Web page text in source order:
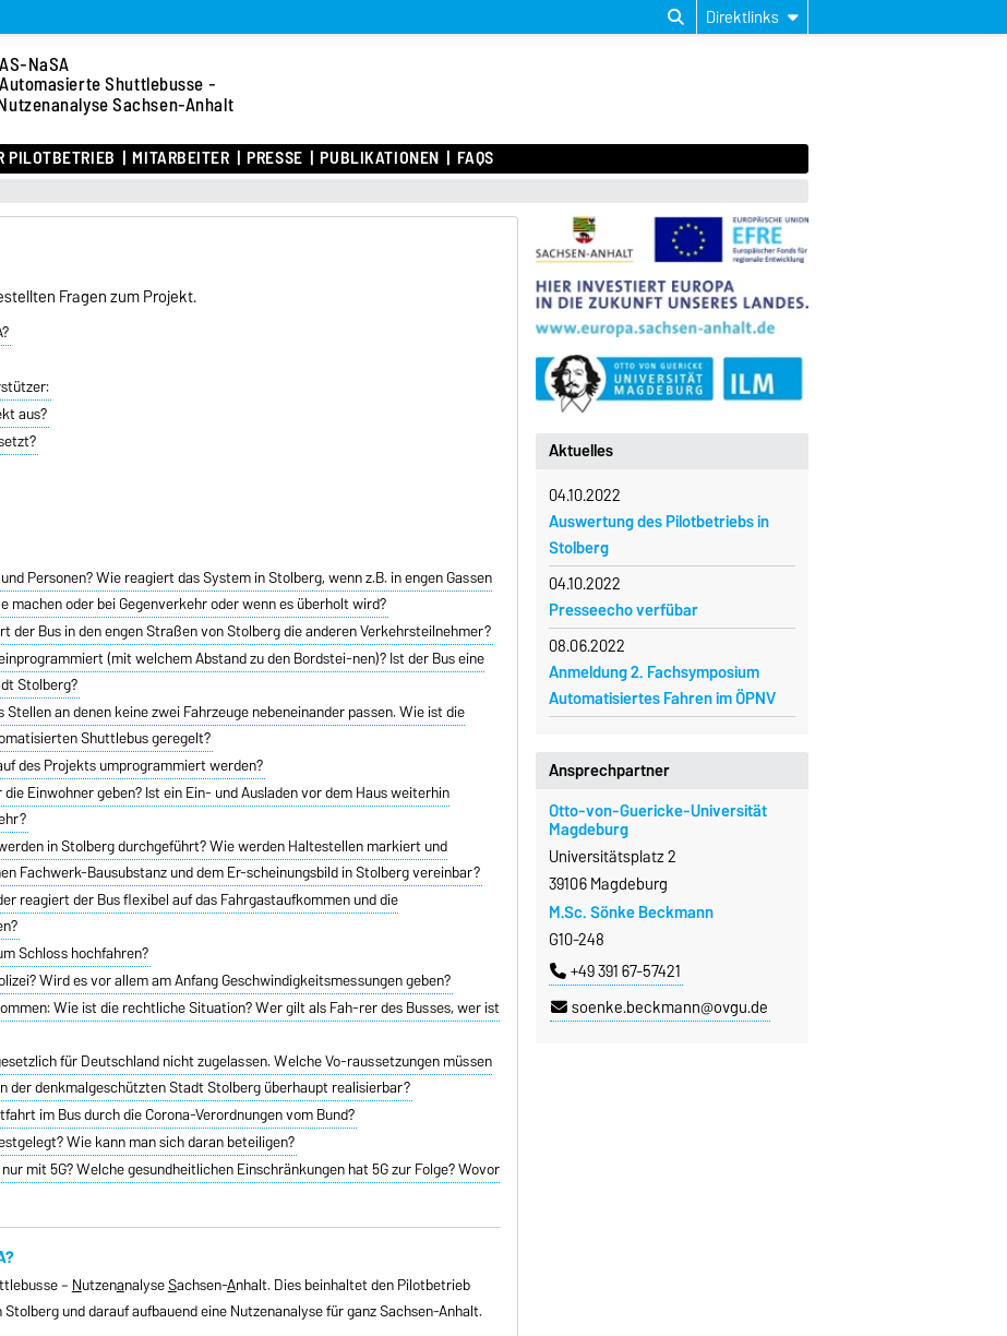
Direktlinks
AS-NaSA
Automasierte Shuttlebusse -
Sachsen-Anhalt
PILOTBETRIEB MITARBEITER PRESSE PUBLIKATIONEN FAQS
Fragen zum Projekt.
aus?
Personen? Wie reagiert das System in Stolberg, wenn z.B. in engen Gassen
machen oder bei Gegenverkehr oder wenn es überholt wird?
der Bus in den engen Straßen von Stolberg die anderen Verkehrsteilnehmer?
(mit welchem Abstand zu den Bordstei-nen)? Ist der Bus eine
Stolberg?
an denen keine zwei Fahrzeuge nebeneinander passen. Wie ist die
Shuttlebus geregelt?
des Projekts umprogrammiert werden?
Einwohner geben? Ist ein Ein- und Ausladen vor dem Haus weiterhin
in Stolberg durchgeführt? Wie werden Haltestellen markiert und
Fachwerk-Bausubstanz und dem Er-scheinungsbild in Stolberg vereinbar?
reagiert der Bus flexibel auf das Fahrgastaufkommen und die
Schloss hochfahren?
Wird es vor allem am Anfang Geschwindigkeitsmessungen geben?
Wie ist die rechtliche Situation? Wer gilt als Fah-rer des Busses, wer ist
für Deutschland nicht zugelassen. Welche Vo-raussetzungen müssen
der denkmalgeschützten Stadt Stolberg überhaupt realisierbar?
im Bus durch die Corona-Verordnungen vom Bund?
Wie kann man sich daran beteiligen?
mit 5G? Welche gesundheitlichen Einschränkungen hat 5G zur Folge? Wovor
–NutzenanalyseSachsen-Anhalt. Dies beinhaltet den Pilotbetrieb
und darauf aufbauend eine Nutzenanalyse für ganz Sachsen-Anhalt.
Ansprechpartner
Otto-von-Guericke-Universität
Magdeburg
Universitätsplatz 2
39106 Magdeburg
M.Sc. Sönke Beckmann
G10-248
+49 391 67-57421
soenke.beckmann@ovgu.de
Aktuelles
04.10.2022
Auswertung des Pilotbetriebs in
Stolberg
04.10.2022
Presseecho verfübar
08.06.2022
Anmeldung 2. Fachsymposium
Automatisiertes Fahren im ÖPNV